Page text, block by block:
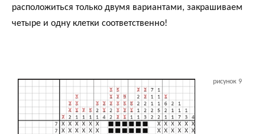
расположиться только двумя вариантами, закрашиваем
четыре и одну клетки соответственно!
рисунок 9